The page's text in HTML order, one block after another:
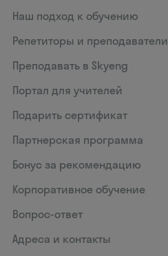
Наш подход к обучению
Репетиторы и преподаватели
Преподавать в Skyeng
Портал для учителей
Подарить сертификат
Партнерская программа
Бонус за рекомендацию
Корпоративное обучение
Вопрос-ответ
Адреса и контакты